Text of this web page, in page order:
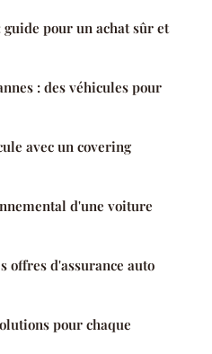
pour un achat sûr et
: des véhicules pour
avec un covering
d'une voiture
offres d'assurance auto
pour chaque